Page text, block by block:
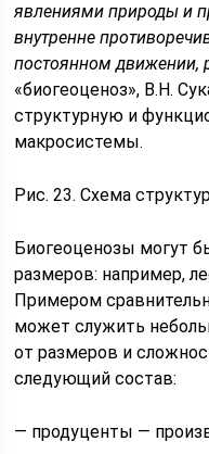
явлениями природы и
внутренне
постоянном движении,
«биогеоценоз», В.Н.
структурную и
макросистемы.
Рис. 23. Схема
Биогеоценозы могут
размеров: например,
Примером
может служить
от размеров и
следующий состав:
— продуценты —